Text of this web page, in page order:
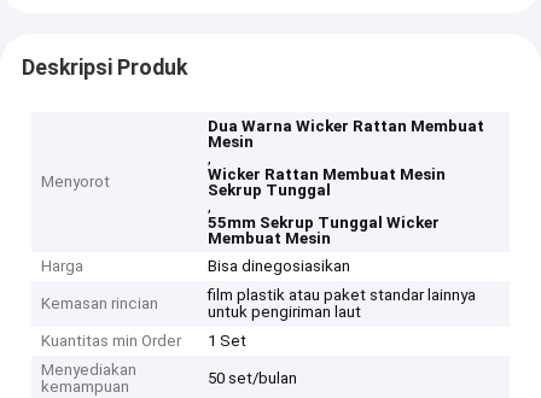
Deskripsi Produk
Menyorot
Dua Warna Wicker Rattan Membuat
Mesin
,
Wicker Rattan Membuat Mesin
Sekrup Tunggal
,
55mm Sekrup Tunggal Wicker
Membuat Mesin
Harga
Bisa dinegosiasikan
Kemasan rincian
film plastik atau paket standar lainnya
untuk pengiriman laut
Kuantitas min Order
1 Set
Menyediakan
kemampuan
50 set/bulan